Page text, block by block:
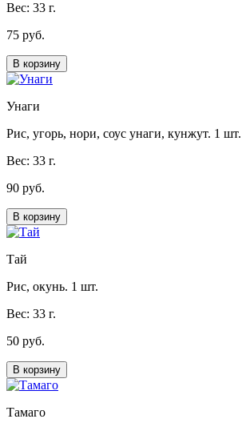
Вес: 33 г.
75 руб.
В корзину
Унаги
Рис, угорь, нори, соус унаги, кунжут. 1 шт.
Вес: 33 г.
90 руб.
В корзину
Тай
Рис, окунь. 1 шт.
Вес: 33 г.
50 руб.
В корзину
Тамаго